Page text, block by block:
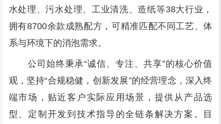
水处理、污水处理、工业清洗、造纸等38大行业，
拥有8700余款成熟配方，可精准匹配不同工艺、体
系与环境下的消泡需求。
公司始终秉承“诚信、专注、共享”的核心价值
观，坚持“合规稳健，创新发展”的经营理念，深入终
端市场，贴近客户实际应用场景，提供从产品选
型、定制开发到技术指导的全链条解决方案。目